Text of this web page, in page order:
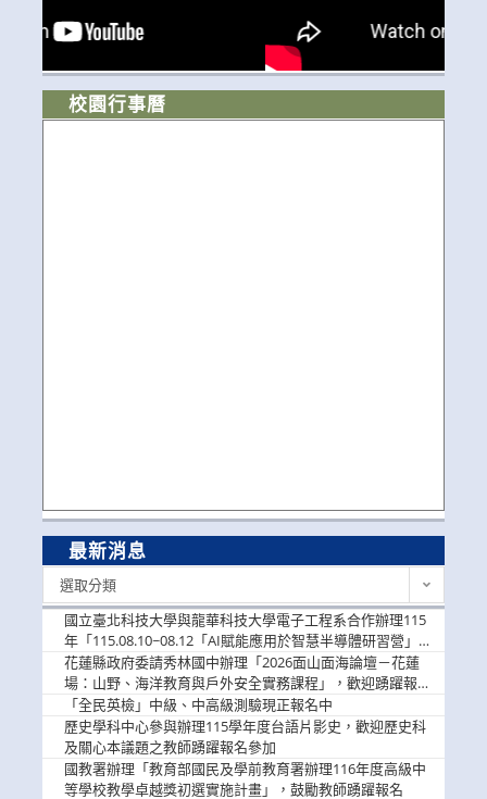
校園行事曆
最新消息
選取分類
國立臺北科技大學與龍華科技大學電子工程系合作辦理115
年「115.08.10~08.12「AI賦能應用於智慧半導體研習營」，
歡迎學生踴躍報名參加
花蓮縣政府委請秀林國中辦理「2026面山面海論壇－花蓮
場：山野、海洋教育與戶外安全實務課程」，歡迎踴躍報名
參加
「全民英檢」中級、中高級測驗現正報名中
歷史學科中心參與辦理115學年度台語片影史，歡迎歷史科
及關心本議題之教師踴躍報名參加
國教署辦理「教育部國民及學前教育署辦理116年度高級中
等學校教學卓越獎初選實施計畫」，鼓勵教師踴躍報名